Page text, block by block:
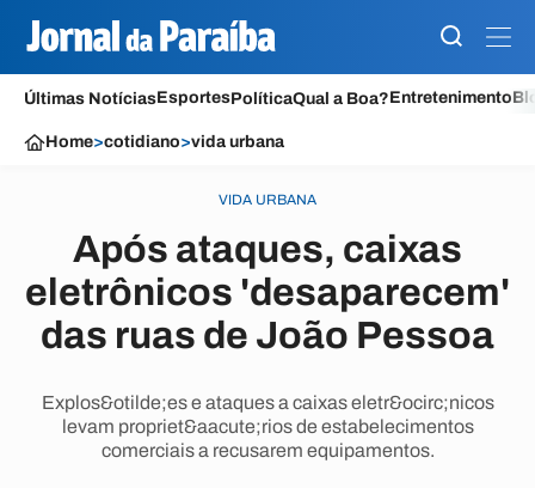
Últimas NotíciasEsportesPolíticaQual a Boa?Entretenimento
Home>cotidiano>vida urbana
VIDA URBANA
Após ataques, caixas
eletrônicos 'desaparecem'
das ruas de João Pessoa
Explos&otilde;es e ataques a caixas eletr&ocirc;nicos
levam propriet&aacute;rios de estabelecimentos
comerciais a recusarem equipamentos.